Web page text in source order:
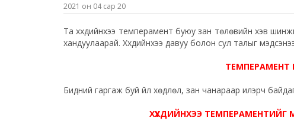
2021 он 04 сар 20
Та хүүхдийнхээ темперамент буюу зан төлөвийн хэв
хандуулаарай. Хүүхдийнхээ давуу болон сул талыг
ТЕМПЕРАМЕНТ
Бидний гаргаж буй үйл хөдлөл, зан чанараар илэрч
ХҮҮХДИЙНХЭЭ